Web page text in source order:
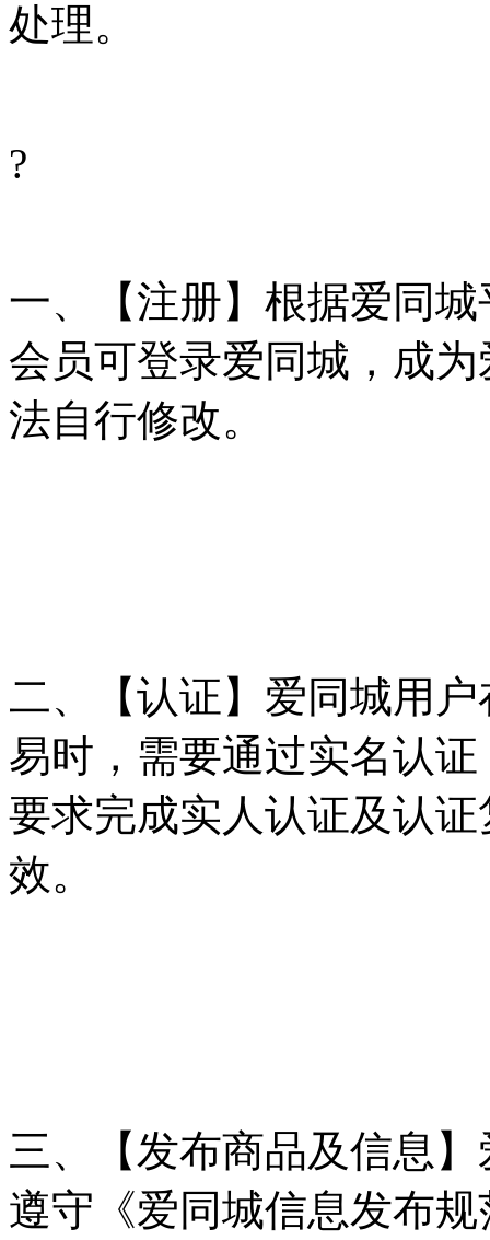
处理。
?
一、【注册】根据爱同
会员可登录爱同城，成
法自行修改。
二、【认证】爱同城用
易时，需要通过实名认
要求完成实人认证及认
效。
三、【发布商品及信息
遵守《爱同城信息发布